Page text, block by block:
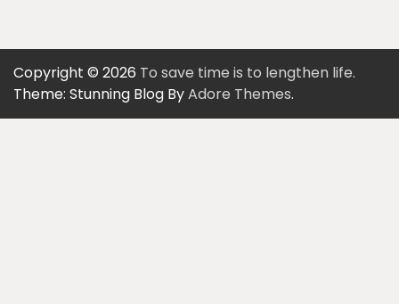
Copyright © 2026 To save time is to lengthen life.
Theme: Stunning Blog ByAdore Themes.